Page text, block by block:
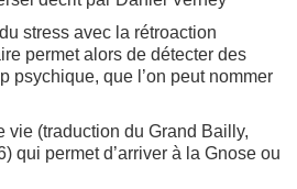
stress avec la rétroaction
permet alors de détecter des
psychique, que l’on peut nommer
vie (traduction du Grand Bailly,
qui permet d’arriver à la Gnose ou